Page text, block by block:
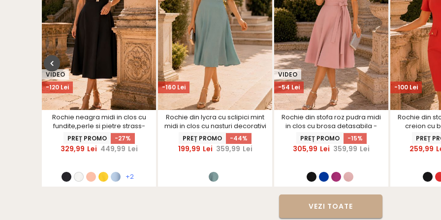
-120 Lei
VIDEO
Rochie neagra midi in clos cu
fundite,perle si pietre strass-
StarShinerS
PREȚ PROMO -27%
329,99 Lei 449,99 Lei
+2
-160 Lei
Rochie din lycra cu sclipici mint
midi in clos cu nasturi decorativi
- StarShinerS
PREȚ PROMO -44%
199,99 Lei 359,99 Lei
-54 Lei
VIDEO
Rochie din stofa roz pudra midi
in clos cu brosa detasabila -
StarShinerS
PREȚ PROMO -15%
305,99 Lei 359,99 Lei
-100 Lei
Rochie din
creion cu
PREȚ
259,99
VEZI TOATE